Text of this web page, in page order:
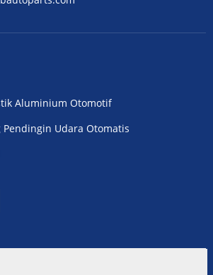
Aluminium Otomotif
Pendingin Udara Otomatis